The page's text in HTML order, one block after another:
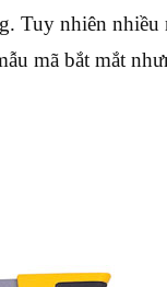
Tuy nhiên
mã bắt mắt